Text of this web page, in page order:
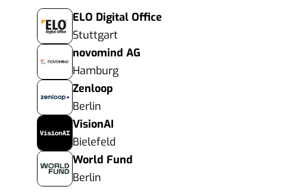
ELO Digital Office
Stuttgart
novomind AG
Hamburg
Zenloop
Berlin
VisionAI
Bielefeld
World Fund
Berlin